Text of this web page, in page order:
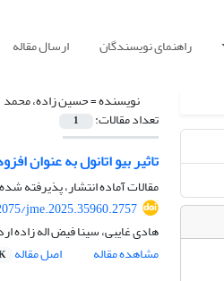
راهنمای نویسندگان ارسال مقاله
نویسنده =حسین زاده، محمد
تعداد مقالات: 1
تاثیر بیو اتانول به عنوان
مقالات آماده انتشار، پذیرفته
jme.2025.35960.2757
هادی غایبی، سینا فیض اله زاده
مشاهده مقاله
اصل مقاله